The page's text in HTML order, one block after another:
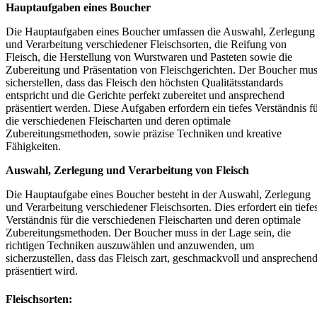
Hauptaufgaben eines Boucher
Die Hauptaufgaben eines Boucher umfassen die Auswahl, Zerlegung
und Verarbeitung verschiedener Fleischsorten, die Reifung von
Fleisch, die Herstellung von Wurstwaren und Pasteten sowie die
Zubereitung und Präsentation von Fleischgerichten. Der Boucher
sicherstellen, dass das Fleisch den höchsten Qualitätsstandards
entspricht und die Gerichte perfekt zubereitet und ansprechend
präsentiert werden. Diese Aufgaben erfordern ein tiefes Verständnis
die verschiedenen Fleischarten und deren optimale
Zubereitungsmethoden, sowie präzise Techniken und kreative
Fähigkeiten.
Auswahl, Zerlegung und Verarbeitung von Fleisch
Die Hauptaufgabe eines Boucher besteht in der Auswahl, Zerlegung
und Verarbeitung verschiedener Fleischsorten. Dies erfordert ein
Verständnis für die verschiedenen Fleischarten und deren optimale
Zubereitungsmethoden. Der Boucher muss in der Lage sein, die
richtigen Techniken auszuwählen und anzuwenden, um
sicherzustellen, dass das Fleisch zart, geschmackvoll und ansprechend
präsentiert wird.
Fleischsorten: